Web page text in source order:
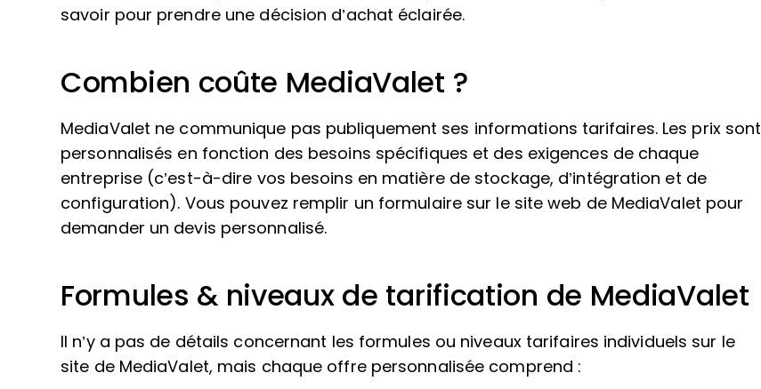
savoir pour prendre une décision d’achat éclairée.
Combien coûte MediaValet ?
MediaValet ne communique pas publiquement ses informations tarifaires. Les prix sont
personnalisés en fonction des besoins spécifiques et des exigences de chaque
entreprise (c’est-à-dire vos besoins en matière de stockage, d’intégration et de
configuration). Vous pouvez remplir un formulaire sur le site web de MediaValet pour
demander un devis personnalisé.
Formules & niveaux de tarification de MediaValet
Il n’y a pas de détails concernant les formules ou niveaux tarifaires individuels sur le
site de MediaValet, mais chaque offre personnalisée comprend :